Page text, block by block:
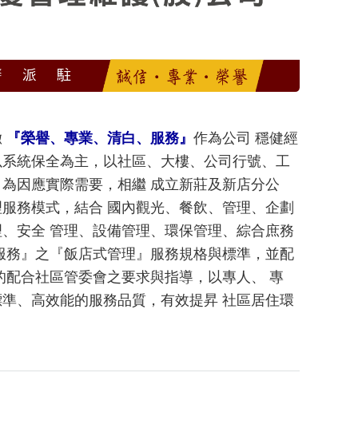
『榮譽、專業、清白、服務』作為公司 穩健經
統保全為主，以社區、大樓、公司行號、工
因應實際需要，相繼 成立新莊及新店分公
務模式，結合 國內觀光、餐飲、管理、企劃
安全 管理、設備管理、環保管理、綜合庶務
』之『飯店式管理』服務規格與標準，並配
合社區管委會之要求與指導，以專人、 專
、高效能的服務品質，有效提昇 社區居住環